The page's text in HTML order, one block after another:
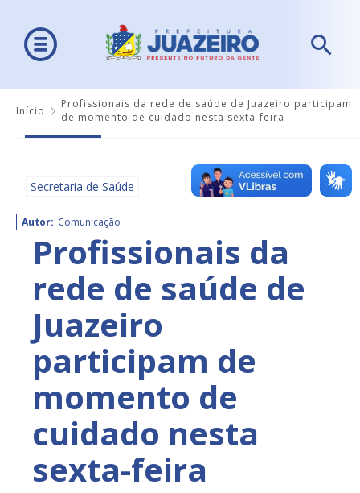
Início
Profissionais da rede de saúde de Juazeiro participam
de momento de cuidado nesta sexta-feira
Secretaria de Saúde
Autor: Comunicação
Profissionais da
rede de saúde de
Juazeiro
participam de
momento de
cuidado nesta
sexta-feira